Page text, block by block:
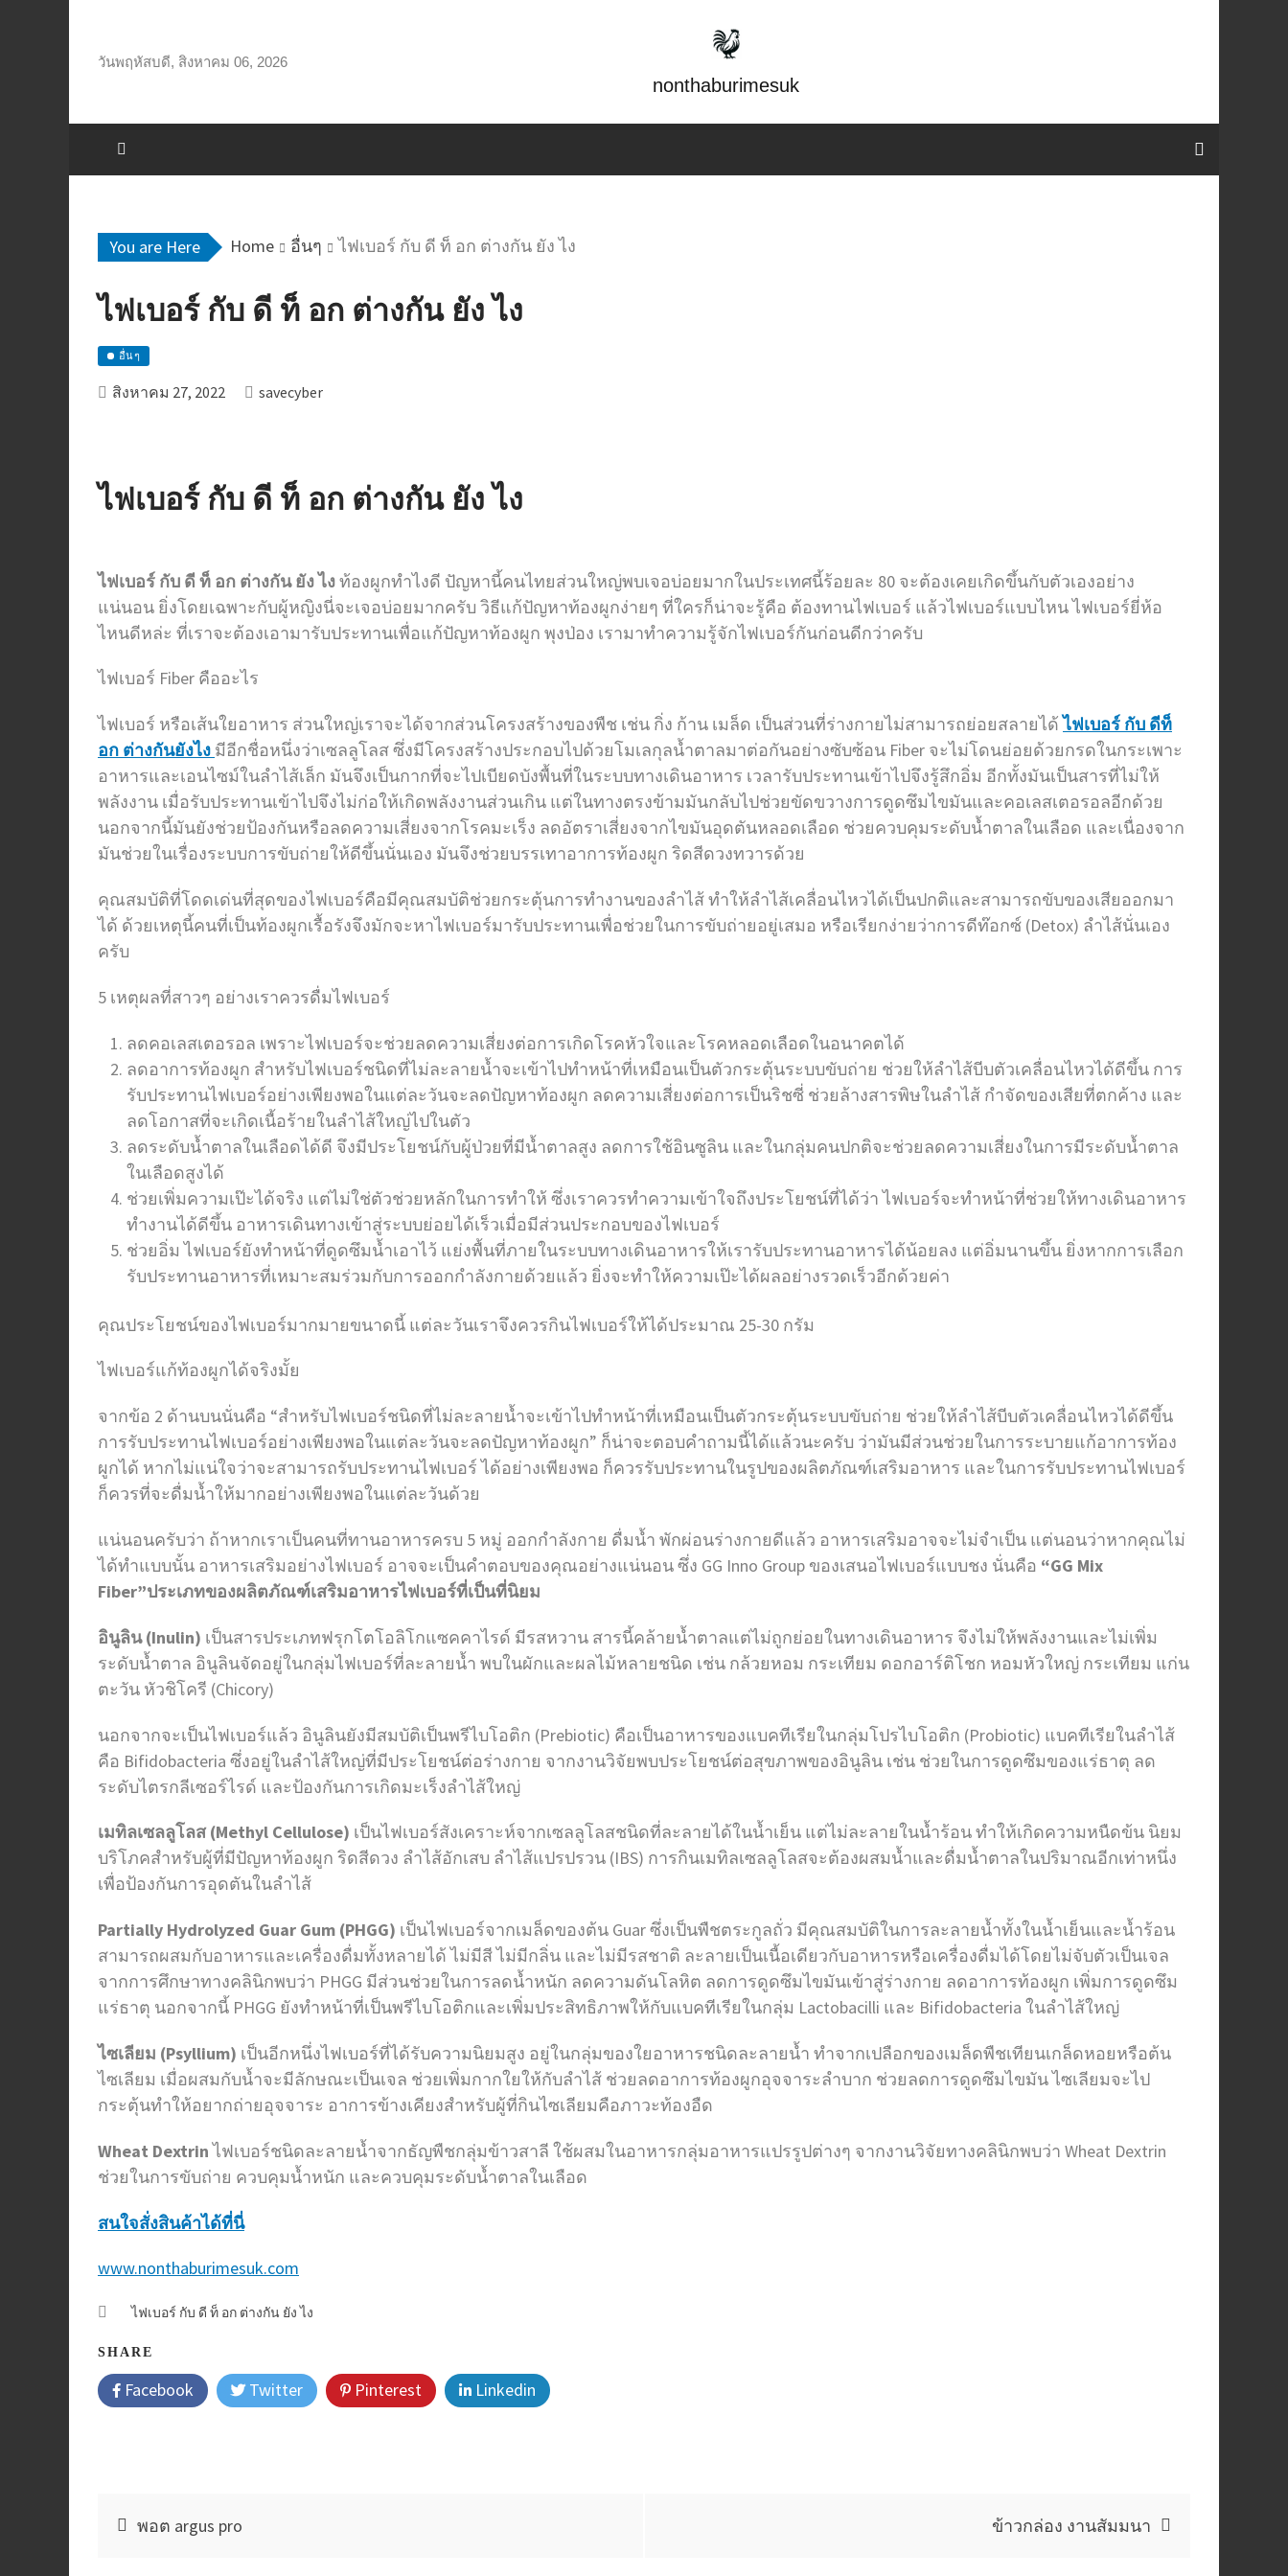
content
วันพฤหัสบดี, สิงหาคม 06, 2026
nonthaburimesuk
You are Here Home อื่นๆ ไฟเบอร์ กับ ดี ท็ อก ต่างกัน ยัง ไง
ไฟเบอร์ กับ ดี ท็ อก ต่างกัน ยัง ไง
อื่นๆ
สิงหาคม 27, 2022 savecyber
ไฟเบอร์ กับ ดี ท็ อก ต่างกัน ยัง ไง
ไฟเบอร์ กับ ดี ท็ อก ต่างกัน ยัง ไงท้องผูกทำไงดี ปัญหานี้คนไทยส่วนใหญ่พบเจอบ่อยมากในประเทศนี้ร้อยละ 80 จะต้องเคยเกิดขึ้นกับตัวเองอย่าง
แน่นอน ยิ่งโดยเฉพาะกับผู้หญิงนี่จะเจอบ่อยมากครับ วิธีแก้ปัญหาท้องผูกง่ายๆ ที่ใครก็น่าจะรู้คือ ต้องทานไฟเบอร์ แล้วไฟเบอร์แบบไหน ไฟเบอร์ยี่ห้อ
ไหนดีหล่ะ ที่เราจะต้องเอามารับประทานเพื่อแก้ปัญหาท้องผูก พุงป่อง เรามาทำความรู้จักไฟเบอร์กันก่อนดีกว่าครับ
ไฟเบอร์ Fiber คืออะไร
ไฟเบอร์ หรือเส้นใยอาหาร ส่วนใหญ่เราจะได้จากส่วนโครงสร้างของพืช เช่น กิ่ง ก้าน เมล็ด เป็นส่วนที่ร่างกายไม่สามารถย่อยสลายได้ไฟเบอร์ กับ ดีท็
อก ต่างกันยังไง มีอีกชื่อหนึ่งว่าเซลลูโลส ซึ่งมีโครงสร้างประกอบไปด้วยโมเลกุลน้ำตาลมาต่อกันอย่างซับซ้อน Fiber จะไม่โดนย่อยด้วยกรดในกระเพาะ
อาหารและเอนไซม์ในลำไส้เล็ก มันจึงเป็นกากที่จะไปเบียดบังพื้นที่ในระบบทางเดินอาหาร เวลารับประทานเข้าไปจึงรู้สึกอิ่ม อีกทั้งมันเป็นสารที่ไม่ให้
พลังงาน เมื่อรับประทานเข้าไปจึงไม่ก่อให้เกิดพลังงานส่วนเกิน แต่ในทางตรงข้ามมันกลับไปช่วยขัดขวางการดูดซึมไขมันและคอเลสเตอรอลอีกด้วย
นอกจากนี้มันยังช่วยป้องกันหรือลดความเสี่ยงจากโรคมะเร็ง ลดอัตราเสี่ยงจากไขมันอุดตันหลอดเลือด ช่วยควบคุมระดับน้ำตาลในเลือด และเนื่องจาก
มันช่วยในเรื่องระบบการขับถ่ายให้ดีขึ้นนั่นเอง มันจึงช่วยบรรเทาอาการท้องผูก ริดสีดวงทวารด้วย
คุณสมบัติที่โดดเด่นที่สุดของไฟเบอร์คือมีคุณสมบัติช่วยกระตุ้นการทำงานของลำไส้ ทำให้ลำไส้เคลื่อนไหวได้เป็นปกติและสามารถขับของเสียออกมา
ได้ ด้วยเหตุนี้คนที่เป็นท้องผูกเรื้อรังจึงมักจะหาไฟเบอร์มารับประทานเพื่อช่วยในการขับถ่ายอยู่เสมอ หรือเรียกง่ายว่าการดีท๊อกซ์ (Detox) ลำไส้นั่นเอง
ครับ
5 เหตุผลที่สาวๆ อย่างเราควรดื่มไฟเบอร์
ลดคอเลสเตอรอล เพราะไฟเบอร์จะช่วยลดความเสี่ยงต่อการเกิดโรคหัวใจและโรคหลอดเลือดในอนาคตได้
ลดอาการท้องผูก สำหรับไฟเบอร์ชนิดที่ไม่ละลายน้ำจะเข้าไปทำหน้าที่เหมือนเป็นตัวกระตุ้นระบบขับถ่าย ช่วยให้ลำไส้บีบตัวเคลื่อนไหวได้ดีขึ้น การ
รับประทานไฟเบอร์อย่างเพียงพอในแต่ละวันจะลดปัญหาท้องผูก ลดความเสี่ยงต่อการเป็นริชซี่ ช่วยล้างสารพิษในลำไส้ กำจัดของเสียที่ตกค้าง และ
ลดโอกาสที่จะเกิดเนื้อร้ายในลำไส้ใหญ่ไปในตัว
ลดระดับน้ำตาลในเลือดได้ดี จึงมีประโยชน์กับผู้ป่วยที่มีน้ำตาลสูง ลดการใช้อินซูลิน และในกลุ่มคนปกติจะช่วยลดความเสี่ยงในการมีระดับน้ำตาล
ในเลือดสูงได้
ช่วยเพิ่มความเป๊ะได้จริง แต่ไม่ใช่ตัวช่วยหลักในการทำให้ ซึ่งเราควรทำความเข้าใจถึงประโยชน์ที่ได้ว่า ไฟเบอร์จะทำหน้าที่ช่วยให้ทางเดินอาหาร
ทำงานได้ดีขึ้น อาหารเดินทางเข้าสู่ระบบย่อยได้เร็วเมื่อมีส่วนประกอบของไฟเบอร์
ช่วยอิ่ม ไฟเบอร์ยังทำหน้าที่ดูดซึมน้ำเอาไว้ แย่งพื้นที่ภายในระบบทางเดินอาหารให้เรารับประทานอาหารได้น้อยลง แต่อิ่มนานขึ้น ยิ่งหากการเลือก
รับประทานอาหารที่เหมาะสมร่วมกับการออกกำลังกายด้วยแล้ว ยิ่งจะทำให้ความเป๊ะได้ผลอย่างรวดเร็วอีกด้วยค่า
คุณประโยชน์ของไฟเบอร์มากมายขนาดนี้ แต่ละวันเราจึงควรกินไฟเบอร์ให้ได้ประมาณ 25-30 กรัม
ไฟเบอร์แก้ท้องผูกได้จริงมั้ย
จากข้อ 2 ด้านบนนั่นคือ “สำหรับไฟเบอร์ชนิดที่ไม่ละลายน้ำจะเข้าไปทำหน้าที่เหมือนเป็นตัวกระตุ้นระบบขับถ่าย ช่วยให้ลำไส้บีบตัวเคลื่อนไหวได้ดีขึ้น
การรับประทานไฟเบอร์อย่างเพียงพอในแต่ละวันจะลดปัญหาท้องผูก” ก็น่าจะตอบคำถามนี้ได้แล้วนะครับ ว่ามันมีส่วนช่วยในการระบายแก้อาการท้อง
ผูกได้ หากไม่แน่ใจว่าจะสามารถรับประทานไฟเบอร์ ได้อย่างเพียงพอ ก็ควรรับประทานในรูปของผลิตภัณฑ์เสริมอาหาร และในการรับประทานไฟเบอร์
ก็ควรที่จะดื่มน้ำให้มากอย่างเพียงพอในแต่ละวันด้วย
แน่นอนครับว่า ถ้าหากเราเป็นคนที่ทานอาหารครบ 5 หมู่ ออกกำลังกาย ดื่มน้ำ พักผ่อนร่างกายดีแล้ว อาหารเสริมอาจจะไม่จำเป็น แต่นอนว่าหากคุณไม่
ได้ทำแบบนั้น อาหารเสริมอย่างไฟเบอร์ อาจจะเป็นคำตอบของคุณอย่างแน่นอน ซึ่ง GG Inno Group ของเสนอไฟเบอร์แบบชง นั่นคือ “GG Mix
Fiber”ประเภทของผลิตภัณฑ์เสริมอาหารไฟเบอร์ที่เป็นที่นิยม
อินูลิน (Inulin) เป็นสารประเภทฟรุกโตโอลิโกแซคคาไรด์ มีรสหวาน สารนี้คล้ายน้ำตาลแต่ไม่ถูกย่อยในทางเดินอาหาร จึงไม่ให้พลังงานและไม่เพิ่ม
ระดับน้ำตาล อินูลินจัดอยู่ในกลุ่มไฟเบอร์ที่ละลายน้ำ พบในผักและผลไม้หลายชนิด เช่น กล้วยหอม กระเทียม ดอกอาร์ติโชก หอมหัวใหญ่ กระเทียม แก่น
ตะวัน หัวชิโครี (Chicory)
นอกจากจะเป็นไฟเบอร์แล้ว อินูลินยังมีสมบัติเป็นพรีไบโอติก (Prebiotic) คือเป็นอาหารของแบคทีเรียในกลุ่มโปรไบโอติก (Probiotic) แบคทีเรียในลำไส้
คือ Bifidobacteria ซึ่งอยู่ในลำไส้ใหญ่ที่มีประโยชน์ต่อร่างกาย จากงานวิจัยพบประโยชน์ต่อสุขภาพของอินูลิน เช่น ช่วยในการดูดซึมของแร่ธาตุ ลด
ระดับไตรกลีเซอร์ไรด์ และป้องกันการเกิดมะเร็งลำไส้ใหญ่
เมทิลเซลลูโลส (Methyl Cellulose) เป็นไฟเบอร์สังเคราะห์จากเซลลูโลสชนิดที่ละลายได้ในน้ำเย็น แต่ไม่ละลายในน้ำร้อน ทำให้เกิดความหนืดข้น นิยม
บริโภคสำหรับผู้ที่มีปัญหาท้องผูก ริดสีดวง ลำไส้อักเสบ ลำไส้แปรปรวน (IBS) การกินเมทิลเซลลูโลสจะต้องผสมน้ำและดื่มน้ำตาลในปริมาณอีกเท่าหนึ่ง
เพื่อป้องกันการอุดตันในลำไส้
Partially Hydrolyzed Guar Gum (PHGG) เป็นไฟเบอร์จากเมล็ดของต้น Guar ซึ่งเป็นพืชตระกูลถั่ว มีคุณสมบัติในการละลายน้ำทั้งในน้ำเย็นและน้ำร้อน
สามารถผสมกับอาหารและเครื่องดื่มทั้งหลายได้ ไม่มีสี ไม่มีกลิ่น และไม่มีรสชาติ ละลายเป็นเนื้อเดียวกับอาหารหรือเครื่องดื่มได้โดยไม่จับตัวเป็นเจล
จากการศึกษาทางคลินิกพบว่า PHGG มีส่วนช่วยในการลดน้ำหนัก ลดความดันโลหิต ลดการดูดซึมไขมันเข้าสู่ร่างกาย ลดอาการท้องผูก เพิ่มการดูดซึม
แร่ธาตุ นอกจากนี้ PHGG ยังทำหน้าที่เป็นพรีไบโอติกและเพิ่มประสิทธิภาพให้กับแบคทีเรียในกลุ่ม Lactobacilli และ Bifidobacteria ในลำไส้ใหญ่
ไซเลียม (Psyllium) เป็นอีกหนึ่งไฟเบอร์ที่ได้รับความนิยมสูง อยู่ในกลุ่มของใยอาหารชนิดละลายน้ำ ทำจากเปลือกของเมล็ดพืชเทียนเกล็ดหอยหรือต้น
ไซเลียม เมื่อผสมกับน้ำจะมีลักษณะเป็นเจล ช่วยเพิ่มกากใยให้กับลำไส้ ช่วยลดอาการท้องผูกอุจจาระลำบาก ช่วยลดการดูดซึมไขมัน ไซเลียมจะไป
กระตุ้นทำให้อยากถ่ายอุจจาระ อาการข้างเคียงสำหรับผู้ที่กินไซเลียมคือภาวะท้องอืด
Wheat Dextrinไฟเบอร์ชนิดละลายน้ำจากธัญพืชกลุ่มข้าวสาลี ใช้ผสมในอาหารกลุ่มอาหารแปรรูปต่างๆ จากงานวิจัยทางคลินิกพบว่า Wheat Dextrin
ช่วยในการขับถ่าย ควบคุมน้ำหนัก และควบคุมระดับน้ำตาลในเลือด
สนใจสั่งสินค้าได้ที่นี่
www.nonthaburimesuk.com
ไฟเบอร์ กับ ดี ท็ อก ต่างกัน ยัง ไง
SHARE
Facebook Twitter Pinterest Linkedin
แนะแนว
พอต argus pro ข้าวกล่อง งานสัมมนา